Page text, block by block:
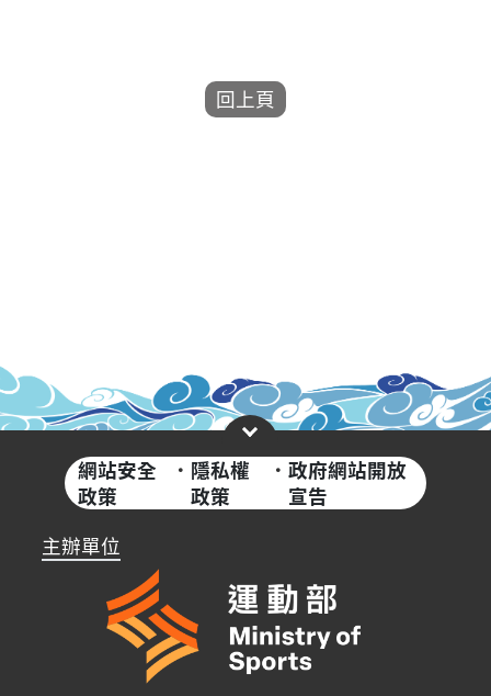
網站安全
政策
· 隱私權
政策
·政府網站開放
宣告
主辦單位